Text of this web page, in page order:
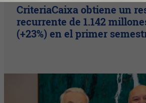
CriteriaCaixa obtiene un
recurrente de 1.142
(+23%) en el primer